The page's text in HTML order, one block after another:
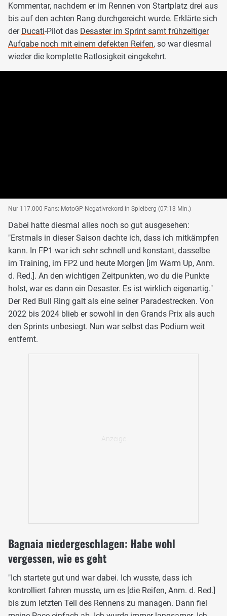
Kommentar, nachdem er im Rennen von Startplatz drei aus
bis auf den achten Rang durchgereicht wurde. Erklärte sich
der Ducati-Pilot das Desaster im Sprint samt frühzeitiger
Aufgabe noch mit einem defekten Reifen, so war diesmal
wieder die komplette Ratlosigkeit eingekehrt.
Nur 117.000 Fans: MotoGP-Negativrekord in Spielberg (07:13 Min.)
Dabei hatte diesmal alles noch so gut ausgesehen:
"Erstmals in dieser Saison dachte ich, dass ich mitkämpfen
kann. In FP1 war ich sehr schnell und konstant, dasselbe
im Training, im FP2 und heute Morgen [im Warm Up, Anm.
d. Red.]. An den wichtigen Zeitpunkten, wo du die Punkte
holst, war es dann ein Desaster. Es ist wirklich eigenartig."
Der Red Bull Ring galt als eine seiner Paradestrecken. Von
2022 bis 2024 blieb er sowohl in den Grands Prix als auch
den Sprints unbesiegt. Nun war selbst das Podium weit
entfernt.
Bagnaia niedergeschlagen: Habe wohl
vergessen, wie es geht
"Ich startete gut und war dabei. Ich wusste, dass ich
kontrolliert fahren musste, um es [die Reifen, Anm. d. Red.]
bis zum letzten Teil des Rennens zu managen. Dann fiel